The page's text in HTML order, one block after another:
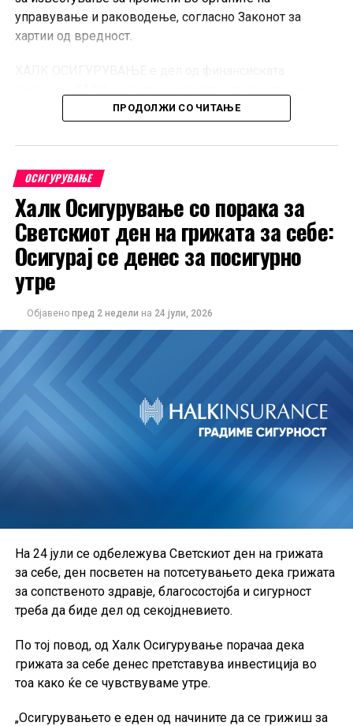
управување и раководење, согласно Законот за
хартии од вредност.
македонскиот пазар нуди услуги од областа на
ПРОДОЛЖИ СО ЧИТАЊЕ
ОСИГУРУВАЊЕ
Халк Осигурување со порака за
Светскиот ден на грижата за себе:
Осигурај се денес за посигурно
утре
Објавено пред 2 недели на 24 јули, 2026
На 24 јули се одбележува Светскиот ден на грижата
за себе, ден посветен на потсетувањето дека грижата
за сопственото здравје, благосостојба и сигурност
треба да биде дел од секојдневието.
По тој повод, од Халк Осигурување порачаа дека
грижата за себе денес претставува инвестиција во
тоа како ќе се чувствуваме утре.
„Осигурувањето е еден од начините да се грижиш за